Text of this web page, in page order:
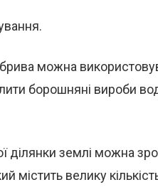
можна
борошняні вироби
ділянки землі можна
містить велику